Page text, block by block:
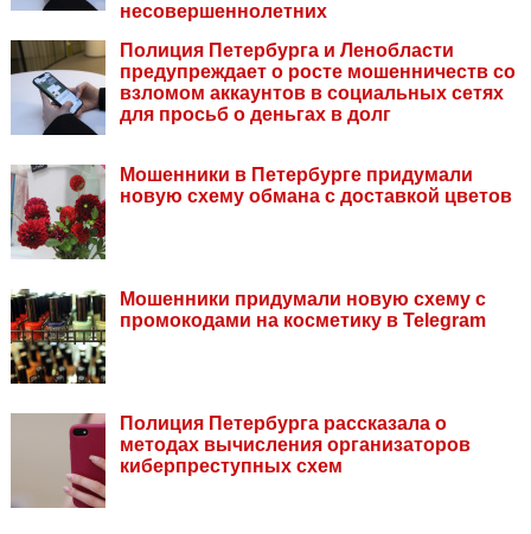
несовершеннолетних
Полиция Петербурга и Ленобласти
предупреждает о росте мошенничеств со
взломом аккаунтов в социальных сетях
для просьб о деньгах в долг
Мошенники в Петербурге придумали
новую схему обмана с доставкой цветов
Мошенники придумали новую схему с
промокодами на косметику в Telegram
Полиция Петербурга рассказала о
методах вычисления организаторов
киберпреступных схем